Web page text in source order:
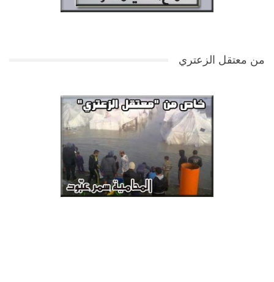
من معتقل الزعتري